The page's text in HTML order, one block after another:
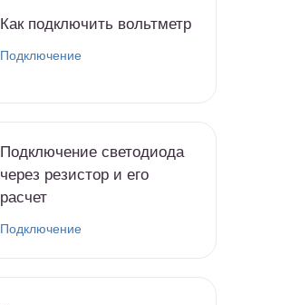
Как подключить вольтметр
Подключение
Подключение светодиода
через резистор и его
расчет
Подключение